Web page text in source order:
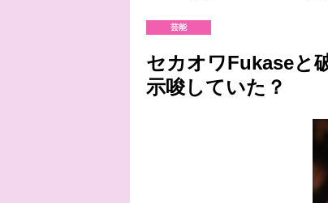
芸能
セカオワFukaseと
示唆していた？